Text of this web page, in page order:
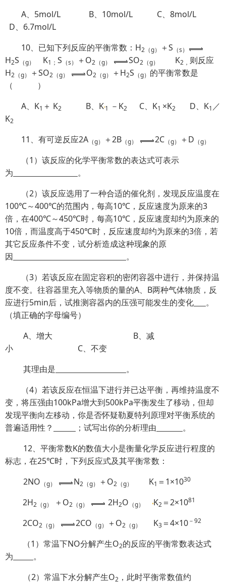
A、5mol/L B、10mol/L C、8mol/L
D、6.7mol/L
10、已知下列反应的平衡常数：H2 （g） ＋S （s）
H2S （g） K1； S （s） ＋O2 （g） SO2 （g） K2， 则反应
H2 （g） ＋SO2 （g） O2 （g） ＋H2S （g） 的平衡常数是
（ ）
A、K1 ＋ K2 B、K1 －K2 C、K1 ×K2 D、K1 ／
K2
11、有可逆反应2A （g） ＋2B （g） 2C （g） ＋D （g）
（1）该反应的化学平衡常数的表达式可表示
为
。
（2）该反应选用了一种合适的催化剂，发现反应温度在
100℃～400℃的范围内，每高10℃，反应速度为原来的3
倍，在400℃～450℃时，每高10℃，反应速度却约为原来的
10倍，而温度高于450℃时，反应速度却约为原来的3倍，若
其它反应条件不变，试分析造成这种现象的原
因
。
（3）若该反应在固定容积的密闭容器中进行，并保持温
度不变。往容器里充入等物质的量的A、B两种气体物质，反
应进行5min后，试推测容器内的压强可能发生的变化
。
（填正确的字母编号）
A、增大 B、减
小 C、不变
其理由是
。
（4）若该反应在恒温下进行并已达平衡，再维持温度不
变，将压强由100kPa增大到500kPa平衡发生了移动，但却
发现平衡向左移动，你是否怀疑勒夏特列原理对平衡系统的
普遍适用性？
；试写出你的分析理由
。
12、平衡常数K的数值大小是衡量化学反应进行程度的
标志，在25℃时，下列反应式及其平衡常数：
2NO （g） N2 （g） ＋O2 （g） K1 ＝1×1030
2H2 （g） ＋O2 （g） 2H2O （g） K2 ＝2×1081
2CO2 （g） 2CO （g） ＋O2 （g） K3 ＝4×10－92
（1）常温下NO分解产生O2的反应的平衡常数表达式
为
。
（2）常温下水分解产生O2 ，此时平衡常数值约